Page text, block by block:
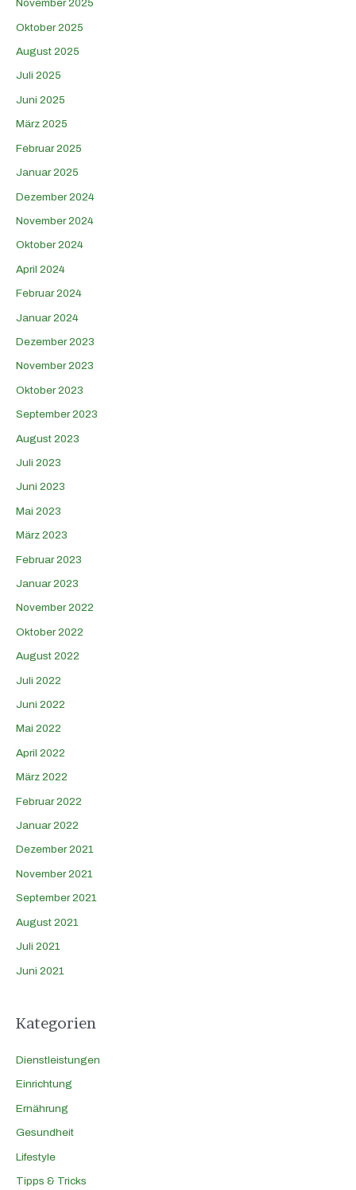
November 2025
Oktober 2025
August 2025
Juli 2025
Juni 2025
März 2025
Februar 2025
Januar 2025
Dezember 2024
November 2024
Oktober 2024
April 2024
Februar 2024
Januar 2024
Dezember 2023
November 2023
Oktober 2023
September 2023
August 2023
Juli 2023
Juni 2023
Mai 2023
März 2023
Februar 2023
Januar 2023
November 2022
Oktober 2022
August 2022
Juli 2022
Juni 2022
Mai 2022
April 2022
März 2022
Februar 2022
Januar 2022
Dezember 2021
November 2021
September 2021
August 2021
Juli 2021
Juni 2021
Kategorien
Dienstleistungen
Einrichtung
Ernährung
Gesundheit
Lifestyle
Tipps & Tricks